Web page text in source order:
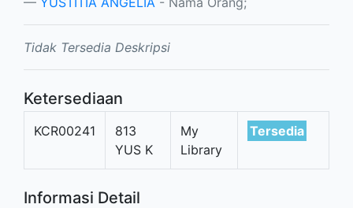
Tidak Tersedia Deskripsi
Ketersediaan
KCR00241
813
YUS K
My
Library
Tersedia
Informasi Detail